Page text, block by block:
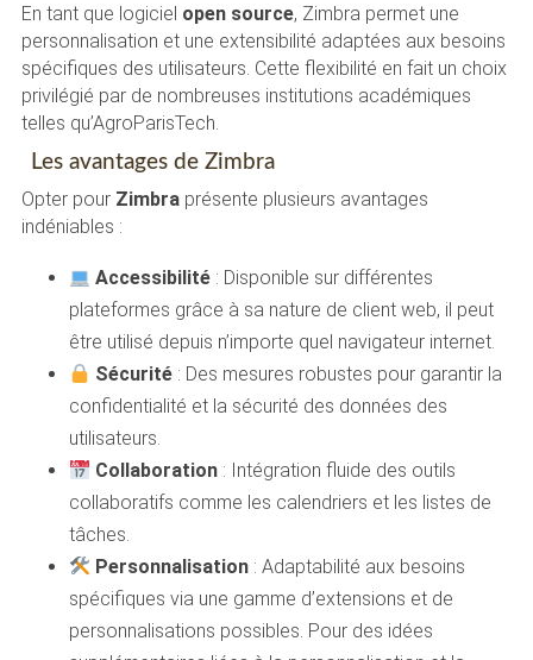
En tant que logiciel open source, Zimbra permet une
personnalisation et une extensibilité adaptées aux besoins
spécifiques des utilisateurs. Cette flexibilité en fait un choix
privilégié par de nombreuses institutions académiques
telles qu’AgroParisTech.
Les avantages de Zimbra
Opter pour Zimbraprésente plusieurs avantages
indéniables :
Accessibilité: Disponible sur différentes
plateformes grâce à sa nature de client web, il peut
être utilisé depuis n’importe quel navigateur internet.
Sécurité: Des mesures robustes pour garantir la
confidentialité et la sécurité des données des
utilisateurs.
Collaboration: Intégration fluide des outils
collaboratifs comme les calendriers et les listes de
tâches.
Personnalisation: Adaptabilité aux besoins
spécifiques via une gamme d’extensions et de
personnalisations possibles. Pour des idées